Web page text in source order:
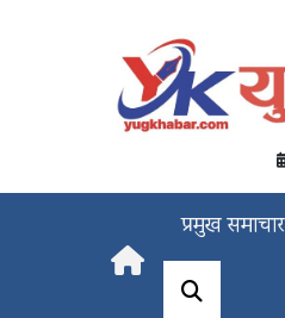
प्रमुख समाचार